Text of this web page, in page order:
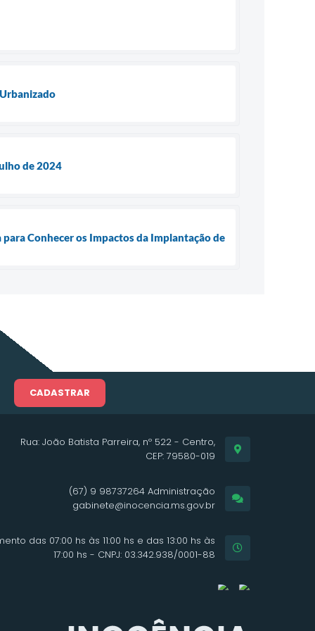
de 2024
Conhecer os Impactos da Implantação de
CADASTRAR
Rua: João Batista Parreira, nº 522 - Centro,
CEP: 79580-019
(67) 9 98737264 Administração
gabinete@inocencia.ms.gov.br
das 07:00 hs às 11:00 hs e das 13:00 hs às
17:00 hs - CNPJ: 03.342.938/0001-88